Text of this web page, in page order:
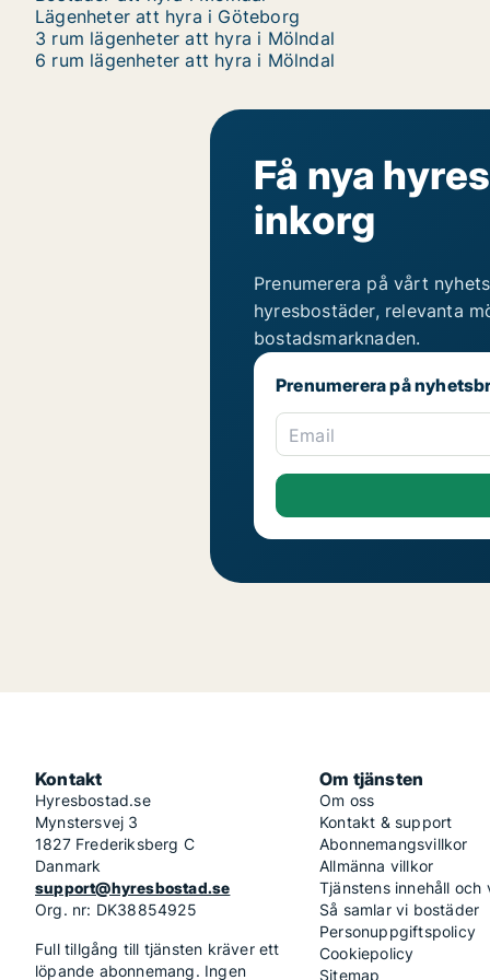
Lägenheter att hyra i Göteborg
3 rum lägenheter att hyra i Mölndal
6 rum lägenheter att hyra i Mölndal
Få nya
inkorg
Prenumerera på vårt
hyresbostäder, relevanta
bostadsmarknaden.
Prenumerera på
Email
Kontakt
Hyresbostad.se
Mynstersvej 3
1827 Frederiksberg C
Danmark
support@hyresbostad.se
Org. nr: DK38854925
Full tillgång till tjänsten kräver ett
löpande abonnemang. Ingen
Om tjänsten
Om oss
Kontakt & support
Abonnemangsvillkor
Allmänna villkor
Tjänstens innehåll och
Så samlar vi bostäder
Personuppgiftspolicy
Cookiepolicy
Sitemap